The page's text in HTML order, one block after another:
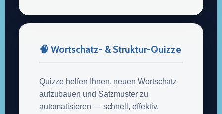
🧠 Wortschatz- & Struktur-Quizze
Quizze helfen Ihnen, neuen Wortschatz
aufzubauen und Satzmuster zu
automatisieren — schnell, effektiv,